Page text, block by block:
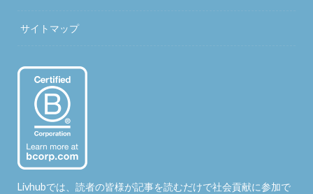
サイトマップ
Livhubでは、読者の皆様が記事を読むだけで社会貢献に参加で